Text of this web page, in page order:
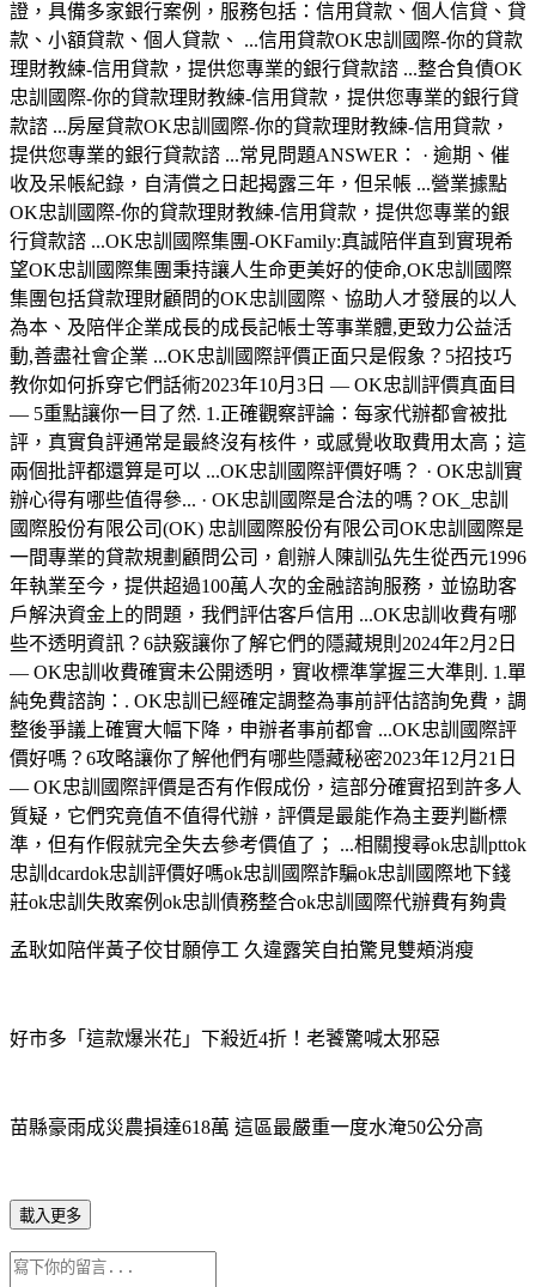
證，具備多家銀行案例，服務包括：信用貸款、個人信貸、貸
款、小額貸款、個人貸款、 ...信用貸款OK忠訓國際-你的貸款
理財教練-信用貸款，提供您專業的銀行貸款諮 ...整合負債OK
忠訓國際-你的貸款理財教練-信用貸款，提供您專業的銀行貸
款諮 ...房屋貸款OK忠訓國際-你的貸款理財教練-信用貸款，
提供您專業的銀行貸款諮 ...常見問題ANSWER： · 逾期、催
收及呆帳紀錄，自清償之日起揭露三年，但呆帳 ...營業據點
OK忠訓國際-你的貸款理財教練-信用貸款，提供您專業的銀
行貸款諮 ...OK忠訓國際集團-OKFamily:真誠陪伴直到實現希
望OK忠訓國際集團秉持讓人生命更美好的使命,OK忠訓國際
集團包括貸款理財顧問的OK忠訓國際、協助人才發展的以人
為本、及陪伴企業成長的成長記帳士等事業體,更致力公益活
動,善盡社會企業 ...OK忠訓國際評價正面只是假象？5招技巧
教你如何拆穿它們話術2023年10月3日 — OK忠訓評價真面目
— 5重點讓你一目了然. 1.正確觀察評論：每家代辦都會被批
評，真實負評通常是最終沒有核件，或感覺收取費用太高；這
兩個批評都還算是可以 ...‎OK忠訓國際評價好嗎？ · ‎OK忠訓實
辦心得有哪些值得參... · ‎OK忠訓國際是合法的嗎？OK_忠訓
國際股份有限公司(OK) 忠訓國際股份有限公司OK忠訓國際是
一間專業的貸款規劃顧問公司，創辦人陳訓弘先生從西元1996
年執業至今，提供超過100萬人次的金融諮詢服務，並協助客
戶解決資金上的問題，我們評估客戶信用 ...OK忠訓收費有哪
些不透明資訊？6訣竅讓你了解它們的隱藏規則2024年2月2日
— OK忠訓收費確實未公開透明，實收標準掌握三大準則. 1.單
純免費諮詢：. OK忠訓已經確定調整為事前評估諮詢免費，調
整後爭議上確實大幅下降，申辦者事前都會 ...OK忠訓國際評
價好嗎？6攻略讓你了解他們有哪些隱藏秘密2023年12月21日
— OK忠訓國際評價是否有作假成份，這部分確實招到許多人
質疑，它們究竟值不值得代辦，評價是最能作為主要判斷標
準，但有作假就完全失去參考價值了； ...相關搜尋ok忠訓pttok
忠訓dcardok忠訓評價好嗎ok忠訓國際詐騙ok忠訓國際地下錢
莊ok忠訓失敗案例ok忠訓債務整合ok忠訓國際代辦費有夠貴
孟耿如陪伴黃子佼甘願停工 久違露笑自拍驚見雙頰消瘦
好市多「這款爆米花」下殺近4折！老饕驚喊太邪惡
苗縣豪雨成災農損達618萬 這區最嚴重一度水淹50公分高
載入更多